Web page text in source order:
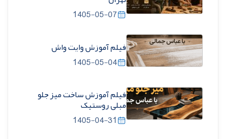
1405-05-07
فیلم آموزش وایت واش
1405-05-04
فیلم آموزش ساخت میز جلو
مبلی روستیک
1405-04-31